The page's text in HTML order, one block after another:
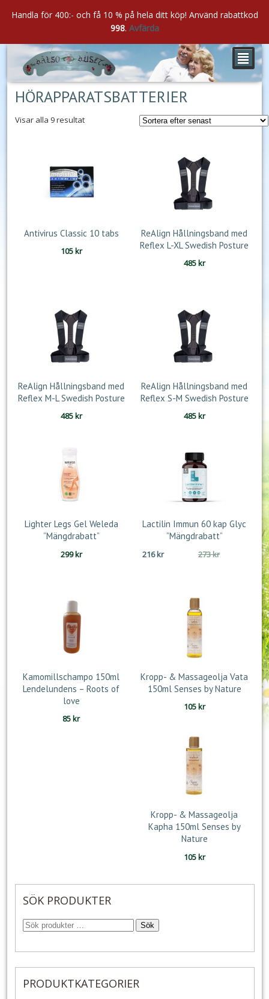
²
HÖRAPPARATSBATTERIER
Visar alla 9 resultatSortera
Antivirus Classic 10 tabs
105 kr
ReAlign Hållningsband med
Reflex L-XL Swedish Posture
485 kr
ReAlign Hållningsband med
Reflex M-L Swedish Posture
485kr
ReAlign Hållningsband med
Reflex S-M Swedish Posture
485kr
Lighter Legs Gel Weleda
”Mängdrabatt”
299kr
Lactilin Immun 60 kap Glyc
”Mängdrabatt”
273krDet
ursprungliga
216kr
Det
Kamomillschampo 150ml
Lendelundens – Roots of
love
85 kr
Kropp- & Massageolja Vata
150ml Senses by Nature
105 kr
Kropp- & Massageolja
Kapha 150ml Senses by
Nature
105kr
SÖK PRODUKTER
Sök
PRODUKTKATEGORIER
Handla för 400:- och få 10 % på hela ditt köp! Använd rabattkod
998. Avfärda